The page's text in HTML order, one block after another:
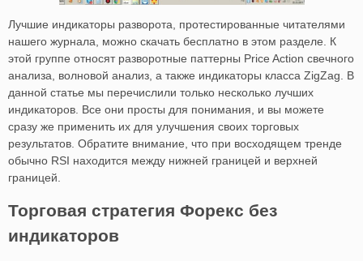
Лучшие индикаторы разворота, протестированные читателями
нашего журнала, можно скачать бесплатно в этом разделе. К
этой группе относят разворотные паттерны Price Action свечного
анализа, волновой анализ, а также индикаторы класса ZigZag. В
данной статье мы перечислили только несколько лучших
индикаторов. Все они просты для понимания, и вы можете
сразу же применить их для улучшения своих торговых
результатов. Обратите внимание, что при восходящем тренде
обычно RSI находится между нижней границей и верхней
границей.
Торговая стратегия Форекс без
индикаторов